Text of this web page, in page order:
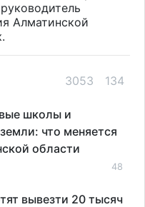
Алматинской
3053 134
школы и
что меняется
области
48
вывезти 20 тысяч